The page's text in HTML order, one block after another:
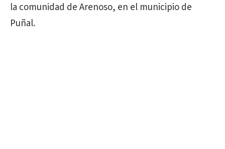
la comunidad de Arenoso, en el municipio de
Puñal.